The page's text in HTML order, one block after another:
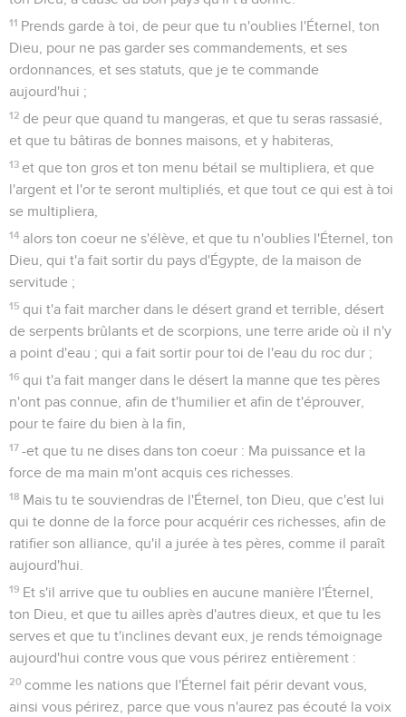
11 Prends garde à toi, de peur que tu n'oublies l'Éternel, ton
Dieu, pour ne pas garder ses commandements, et ses
ordonnances, et ses statuts, que je te commande
aujourd'hui ;
12 de peur que quand tu mangeras, et que tu seras rassasié,
et que tu bâtiras de bonnes maisons, et y habiteras,
13 et que ton gros et ton menu bétail se multipliera, et que
l'argent et l'or te seront multipliés, et que tout ce qui est à toi
se multipliera,
14 alors ton coeur ne s'élève, et que tu n'oublies l'Éternel, ton
Dieu, qui t'a fait sortir du pays d'Égypte, de la maison de
servitude ;
15 qui t'a fait marcher dans le désert grand et terrible, désert
de serpents brûlants et de scorpions, une terre aride où il n'y
a point d'eau ; qui a fait sortir pour toi de l'eau du roc dur ;
16 qui t'a fait manger dans le désert la manne que tes pères
n'ont pas connue, afin de t'humilier et afin de t'éprouver,
pour te faire du bien à la fin,
17 -et que tu ne dises dans ton coeur : Ma puissance et la
force de ma main m'ont acquis ces richesses.
18 Mais tu te souviendras de l'Éternel, ton Dieu, que c'est lui
qui te donne de la force pour acquérir ces richesses, afin de
ratifier son alliance, qu'il a jurée à tes pères, comme il paraît
aujourd'hui.
19 Et s'il arrive que tu oublies en aucune manière l'Éternel,
ton Dieu, et que tu ailles après d'autres dieux, et que tu les
serves et que tu t'inclines devant eux, je rends témoignage
aujourd'hui contre vous que vous périrez entièrement :
20 comme les nations que l'Éternel fait périr devant vous,
ainsi vous périrez, parce que vous n'aurez pas écouté la voix